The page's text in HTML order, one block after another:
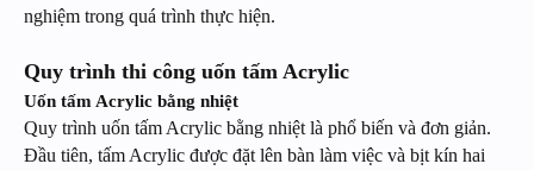
nghiệm trong quá trình thực hiện.
Quy trình thi công uốn tấm Acrylic
Uốn tấm Acrylic bằng nhiệt
Quy trình uốn tấm Acrylic bằng nhiệt là phổ biến và đơn giản.
Đầu tiên, tấm Acrylic được đặt lên bàn làm việc và bịt kín hai